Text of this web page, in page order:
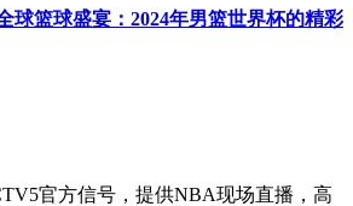
球篮球盛宴：2024年男篮世界杯的精彩
官方信号，提供NBA现场直播，高